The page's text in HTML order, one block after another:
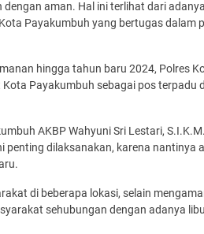
dengan aman. Hal ini terlihat dari
Payakumbuh yang bertugas dalam
hingga tahun baru 2024, Polres
Payakumbuh sebagai pos terpadu
AKBP Wahyuni Sri Lestari,
penting dilaksanakan, karena nantinya
di beberapa lokasi, selain
sehubungan dengan adanya